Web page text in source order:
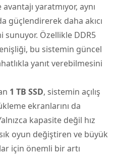
yaratmıyor, aynı
güçlendirerek daha akıcı
sunuyor. Özellikle DDR5
bu sistemin güncel
yanıt verebilmesini
1 TB SSD, sistemin açılış
ekranlarını da
kapasite değil hız
oyun değiştiren ve büyük
için önemli bir artı